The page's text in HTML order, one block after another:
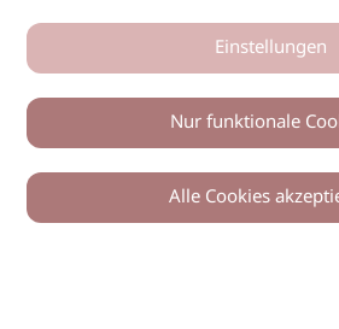
Einstellungen
Nur funktionale
Alle Cookies